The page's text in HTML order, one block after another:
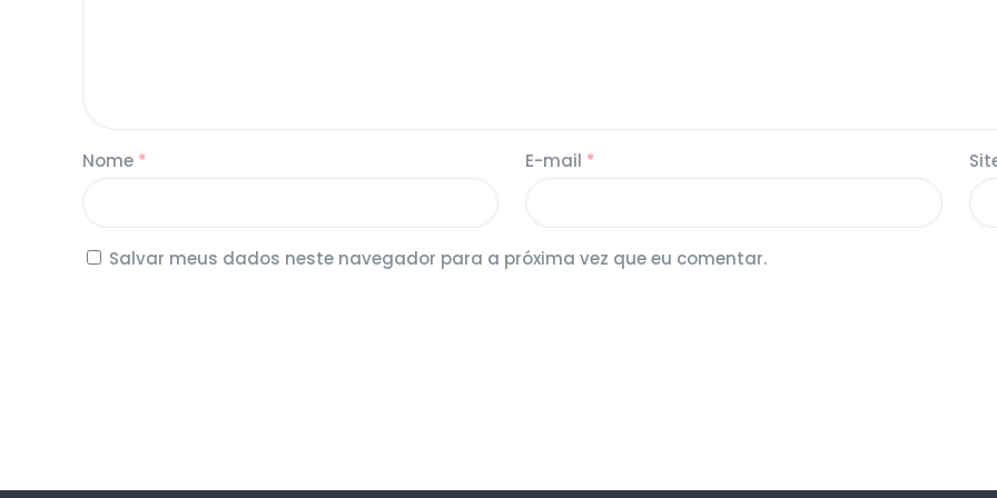
Nome * E-mail *
Salvar meus dados neste navegador para a próxima vez que eu comentar.